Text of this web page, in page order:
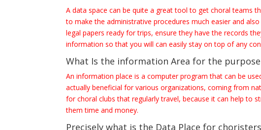
A data space can be quite a great tool to get choral teams
to make the administrative procedures much easier and
legal papers ready for trips, ensure they have the records
information so that you will can easily stay on top of any
What Is the information Area for the
An information place is a computer program that can be
actually beneficial for various organizations, coming from
for choral clubs that regularly travel, because it can help to
them time and money.
Precisely what is the Data Place for